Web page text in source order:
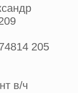
205
в/ч